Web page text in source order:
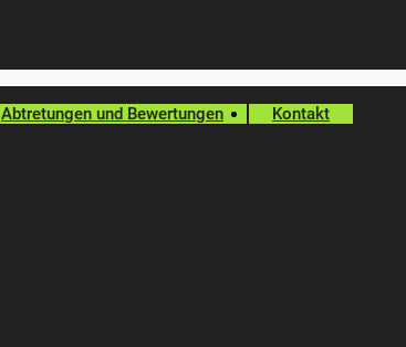
Abtretungen und Bewertungen Kontakt